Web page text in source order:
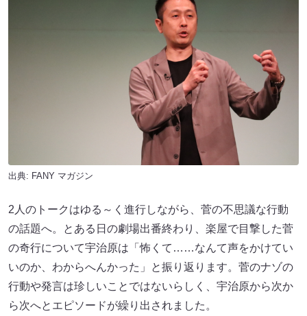
出典: FANY マガジン
2人のトークはゆる～く進行しながら、菅の不思議な行動
の話題へ。とある日の劇場出番終わり、楽屋で目撃した菅
の奇行について宇治原は「怖くて……なんて声をかけてい
いのか、わからへんかった」と振り返ります。菅のナゾの
行動や発言は珍しいことではないらしく、宇治原から次か
ら次へとエピソードが繰り出されました。